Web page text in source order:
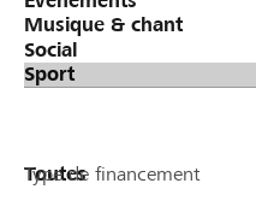
Type de financement